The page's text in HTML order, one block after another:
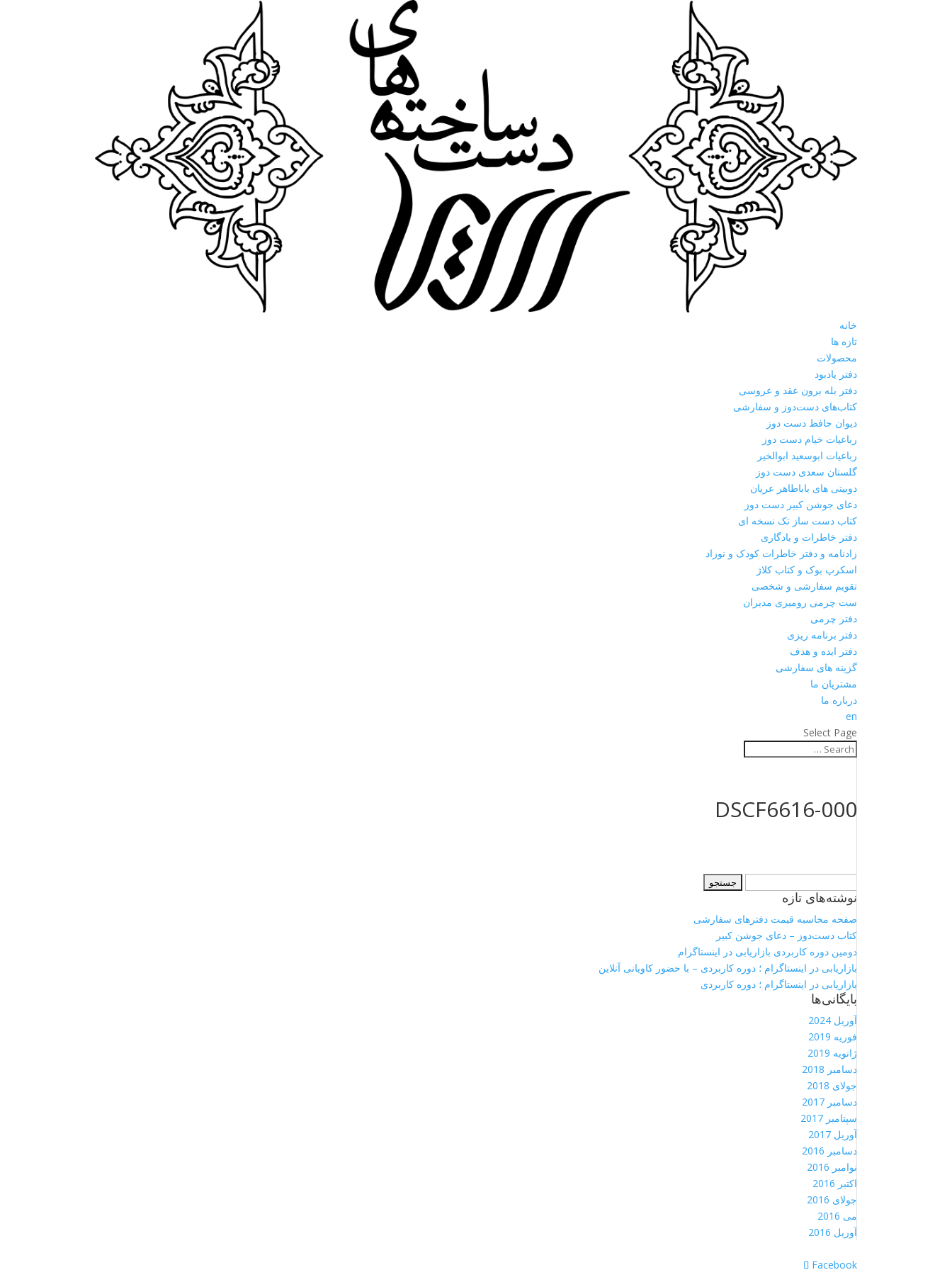
خانه
تازه ها
محصولات
دفتر یادبود
دفتر بله برون عقد و عروسی
کتاب‌های دست‌دوز و سفارشی
دیوان حافظ دست دوز
رباعیات خیام دست دوز
رباعیات ابوسعید ابوالخیر
گلستان سعدی دست دوز
دوبیتی های باباطاهر عریان
دعای جوشن کبیر دست دوز
کتاب دست ساز تک نسخه ای
دفتر خاطرات و یادگاری
زادنامه و دفتر خاطرات کودک و نوزاد
اسکرپ بوک و کتاب کلاژ
تقویم سفارشی و شخصی
ست چرمی رومیزی مدیران
دفتر چرمی
دفتر برنامه ریزی
دفتر ایده و هدف
گزینه های سفارشی
مشتریان ما
درباره ما
en
Select Page
DSCF6616-000
برای:
نوشته‌های تازه
صفحه محاسبه قیمت دفترهای سفارشی
کتاب دست‌دوز – دعای جوشن کبیر
دومین دوره کاربردی بازاریابی در اینستاگرام
بازاریابی در اینستاگرام ؛ دوره کاربردی – با حضور کاویانی آنلاین
بازاریابی در اینستاگرام ؛ دوره کاربردی
بایگانی‌ها
آوریل 2024
فوریه 2019
ژانویه 2019
دسامبر 2018
جولای 2018
دسامبر 2017
سپتامبر 2017
آوریل 2017
دسامبر 2016
نوامبر 2016
اکتبر 2016
جولای 2016
می 2016
آوریل 2016
Facebook